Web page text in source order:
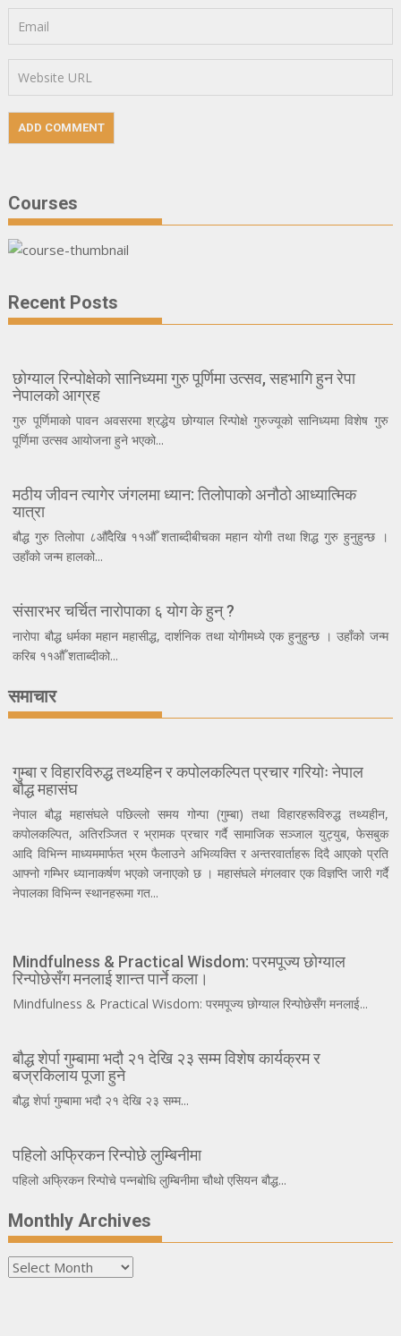
Courses
Recent Posts
छोग्याल रिन्पोक्षेको सानिध्यमा गुरु पूर्णिमा उत्सव, सहभागि हुन रेपा
नेपालको आग्रह
गुरु पूर्णिमाको पावन अवसरमा श्रद्धेय छोग्याल रिन्पोक्षे गुरुज्यूको सानिध्यमा विशेष गुरु
पूर्णिमा उत्सव आयोजना हुने भएको...
मठीय जीवन त्यागेर जंगलमा ध्यान: तिलोपाको अनौठो आध्यात्मिक
यात्रा
बौद्ध गुरु तिलोपा ८औँदेखि ११औँ शताब्दीबीचका महान योगी तथा शिद्ध गुरु हुनुहुन्छ ।
उहाँको जन्म हालको...
संसारभर चर्चित नारोपाका ६ योग के हुन् ?
नारोपा बौद्ध धर्मका महान महासीद्ध, दार्शनिक तथा योगीमध्ये एक हुनुहुन्छ । उहाँको जन्म
करिब ११औँ शताब्दीको...
समाचार
गुम्बा र विहारविरुद्ध तथ्यहिन र कपोलकल्पित प्रचार गरियोः नेपाल
बौद्ध महासंघ
नेपाल बौद्ध महासंघले पछिल्लो समय गोन्पा (गुम्बा) तथा विहारहरूविरुद्ध तथ्यहीन,
कपोलकल्पित, अतिरञ्जित र भ्रामक प्रचार गर्दै सामाजिक सञ्जाल युट्युब, फेसबुक
आदि विभिन्न माध्यममार्फत भ्रम फैलाउने अभिव्यक्ति र अन्तरवार्ताहरू दिदै आएको प्रति
आफ्नो गम्भिर ध्यानाकर्षण भएको जनाएको छ । महासंघले मंगलवार एक विज्ञप्ति जारी गर्दै
नेपालका विभिन्न स्थानहरूमा गत...
Mindfulness & Practical Wisdom: परमपूज्य छोग्याल
रिन्पोछेसँग मनलाई शान्त पार्ने कला।
Mindfulness & Practical Wisdom: परमपूज्य छोग्याल रिन्पोछेसँग मनलाई...
बौद्ध शेर्पा गुम्बामा भदौ २१ देखि २३ सम्म विशेष कार्यक्रम र
बज्रकिलाय पूजा हुने
बौद्ध शेर्पा गुम्बामा भदौ २१ देखि २३ सम्म...
पहिलो अफ्रिकन रिन्पोछे लुम्बिनीमा
पहिलो अफ्रिकन रिन्पोचे पन्नबोधि लुम्बिनीमा चौथो एसियन बौद्ध...
Monthly Archives
Monthly